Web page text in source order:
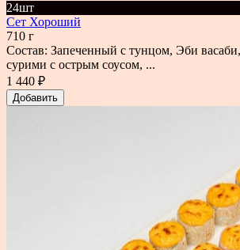
24шт
Сет Хороший
710 г
Состав: Запеченный с тунцом, Эби
сурими с острым соусом, ...
1 440 ₽
Добавить